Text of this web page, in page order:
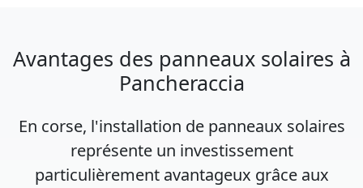
Avantages des panneaux solaires à
Pancheraccia
En corse, l'installation de panneaux solaires
représente un investissement
particulièrement avantageux grâce aux